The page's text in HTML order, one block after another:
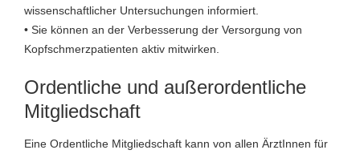
wissenschaftlicher Untersuchungen informiert.
• Sie können an der Verbesserung der Versorgung von
Kopfschmerzpatienten aktiv mitwirken.
Ordentliche und außerordentliche
Mitgliedschaft
Eine Ordentliche Mitgliedschaft kann von allen ÄrztInnen für